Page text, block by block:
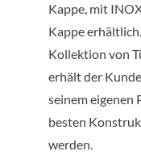
Kappe, mit
Kappe
Kollektion von
erhält der
seinem eigenen
besten
werden.